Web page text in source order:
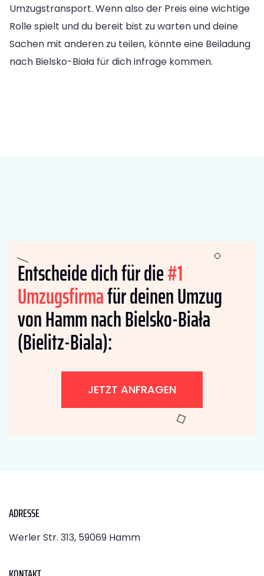
Umzugstransport. Wenn also der Preis eine wichtige
Rolle spielt und du bereit bist zu warten und deine
Sachen mit anderen zu teilen, könnte eine Beiladung
nach Bielsko-Biała für dich infrage kommen.
Entscheide dich für die#1
Umzugsfirmafür deinen Umzug
von Hamm nach Bielsko-Biała
(Bielitz-Biala):
JETZT ANFRAGEN
ADRESSE
Werler Str. 313, 59069 Hamm